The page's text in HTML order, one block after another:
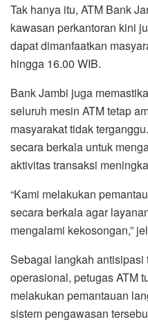
Tak hanya itu, ATM Bank
kawasan perkantoran kini
dapat dimanfaatkan
hingga 16.00 WIB.
Bank Jambi juga
seluruh mesin ATM tetap
masyarakat tidak
secara berkala untuk
aktivitas transaksi
“Kami melakukan
secara berkala agar
mengalami kekosongan,”
Sebagai langkah
operasional, petugas ATM
melakukan pemantauan
sistem pengawasan